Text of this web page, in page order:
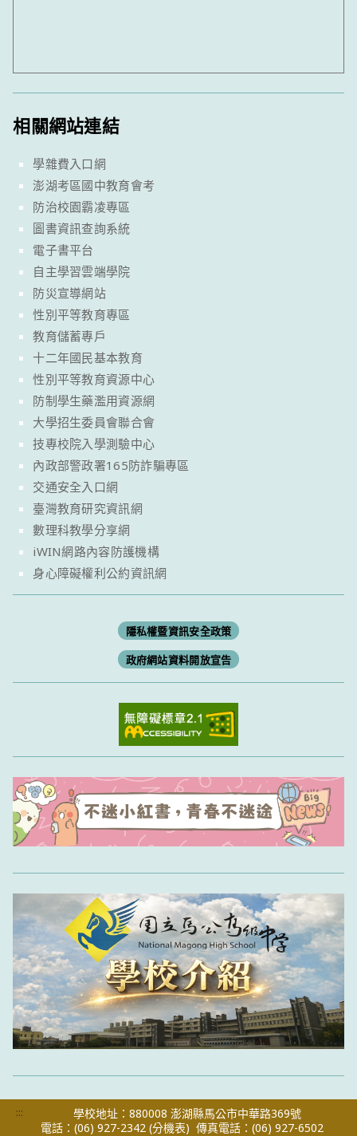
相關網站連結
學雜費入口網
澎湖考區國中教育會考
防治校園霸凌專區
圖書資訊查詢系統
電子書平台
自主學習雲端學院
防災宣導網站
性別平等教育專區
教育儲蓄專戶
十二年國民基本教育
性別平等教育資源中心
防制學生藥濫用資源網
大學招生委員會聯合會
技專校院入學測驗中心
內政部警政署165防詐騙專區
交通安全入口網
臺灣教育研究資訊網
數理科教學分享網
iWIN網路內容防護機構
身心障礙權利公約資訊網
隱私權暨資訊安全政策
政府網站資料開放宣告
:::
學校地址：880008 澎湖縣馬公市中華路369號
電話：(06) 927-2342 (分機表) 傳真電話：(06) 927-6502